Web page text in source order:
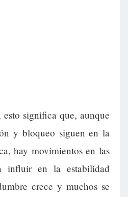
esto significa que, aunque
y bloqueo siguen en la
hay movimientos en las
influir en la estabilidad
crece y muchos se